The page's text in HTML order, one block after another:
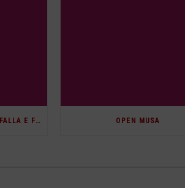
“DELICATO COME UNA FARFALLA E FIERO COME UN’AQUILA” OPEN MUSA